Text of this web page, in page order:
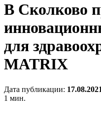
В Сколково
для
MATRIX
Дата публикации: 17.08.2021
1 мин.